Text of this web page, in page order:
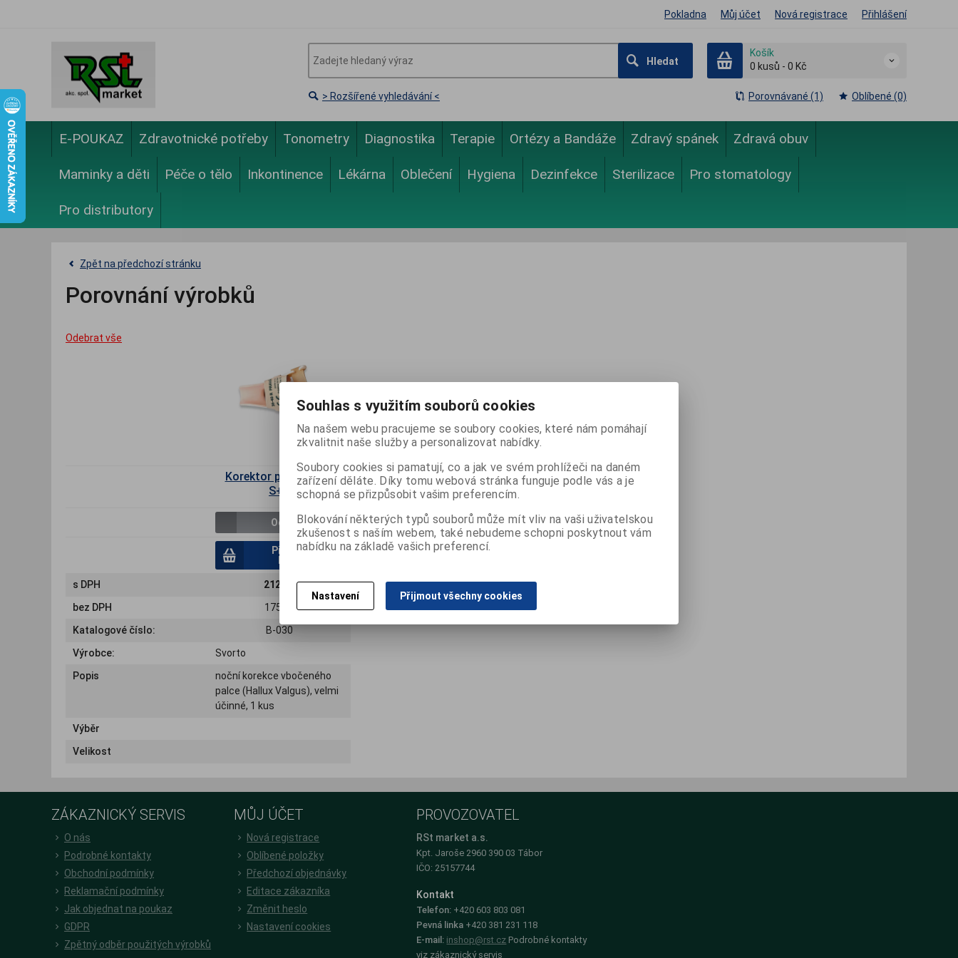
Pokladna Můj účet Nová registrace Přihlášení
Hledat
Košík
0 kusů - 0 Kč
> Rozšířené vyhledávání < Porovnávané (1) Oblíbené (0)
E-POUKAZ Zdravotnické potřeby Tonometry Diagnostika Terapie Ortézy a Bandáže Zdravý spánek Zdravá obuv
Maminky a děti Péče o tělo Inkontinence Lékárna Oblečení Hygiena Dezinfekce Sterilizace Pro stomatology
Pro distributory
Zpět na předchozí stránku
Porovnání výrobků
Odebrat vše
Korektor palce noční
S+V
Odebrat
Přidat do
s DPH
212 Kč
bez DPH
175 Kč
Katalogové číslo:
B-030
Výrobce:
Svorto
Popis
noční korekce vbočeného
palce (Hallux Valgus), velmi
účinné, 1 kus
Výběr
Velikost
ZÁKAZNICKÝ SERVIS
O nás
Podrobné kontakty
Obchodní podmínky
Reklamační podmínky
Jak objednat na poukaz
GDPR
Zpětný odběr použitých výrobků
MŮJ ÚČET
Nová registrace
Oblíbené položky
Předchozí objednávky
Editace zákazníka
Změnit heslo
Nastavení cookies
PROVOZOVATEL
RSt market a.s.
Kpt. Jaroše 2960 390 03 Tábor
IČO: 25157744
Kontakt
Telefon: +420 603 803 081
Pevná linka +420 381 231 118
E-mail: inshop@rst.cz Podrobné kontakty
viz zákaznický servis
Souhlas s využitím souborů cookies
Na našem webu pracujeme se soubory cookies, které nám pomáhají
zkvalitnit naše služby a personalizovat nabídky.
Soubory cookies si pamatují, co a jak ve svém prohlížeči na daném
zařízení děláte. Díky tomu webová stránka funguje podle vás a je
schopná se přizpůsobit vašim preferencím.
Blokování některých typů souborů může mít vliv na vaši uživatelskou
zkušenost s naším webem, také nebudeme schopni poskytnout vám
nabídku na základě vašich preferencí.
Nastavení Přijmout všechny cookies